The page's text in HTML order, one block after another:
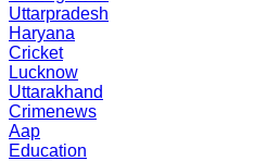
Uttarpradesh
Haryana
Cricket
Lucknow
Uttarakhand
Crimenews
Aap
Education